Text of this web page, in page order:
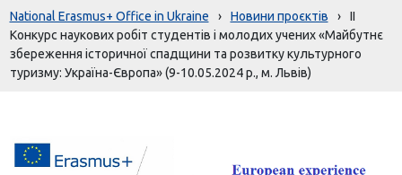
National Erasmus+ Office in Ukraine › Новини проєктів ›
ІІ
Конкурс наукових робіт студентів і молодих учених «Майбутнє
збереження історичної спадщини та розвитку культурного
туризму: Україна-Європа» (9-10.05.2024 р., м. Львів)